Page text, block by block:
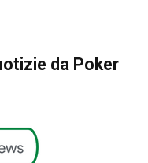
da Poker